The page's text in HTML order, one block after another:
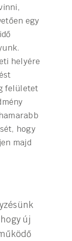
egy
helyére
felületet
hogy
majd
új